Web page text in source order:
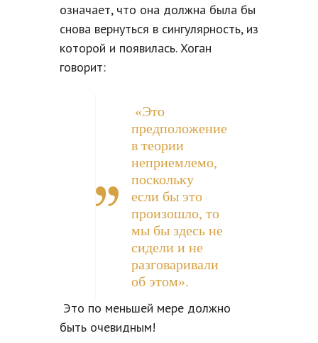
означает, что она должна была бы
снова вернуться в сингулярность, из
которой и появилась. Хоган
говорит:
«Это
предположение
в теории
неприемлемо,
поскольку
если бы это
произошло, то
мы бы здесь не
сидели и не
разговаривали
об этом».
Это по меньшей мере должно
быть очевидным!